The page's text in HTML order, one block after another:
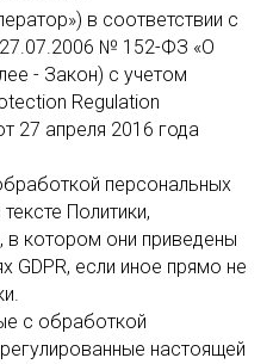
в соответствии с
№ 152-ФЗ «О
- Закон) с учетом
Regulation
27 апреля 2016 года
персональных
Политики,
в котором они приведены
GDPR, если иное прямо не
с обработкой
настоящей